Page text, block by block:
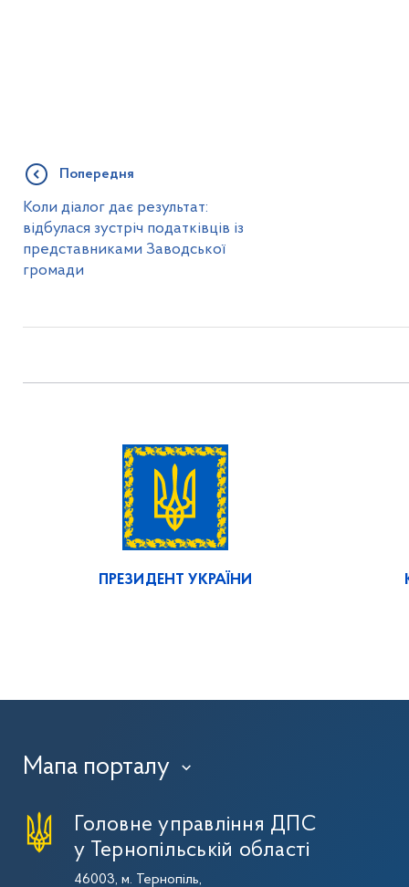
Попередня
Коли діалог дає результат:
відбулася зустріч податківців із
представниками Заводської
громади
ПРЕЗИДЕНТ УКРАЇНИ
Мапа порталу ›
Головне управління ДПС
у Тернопільській області
46003, м. Тернопіль,